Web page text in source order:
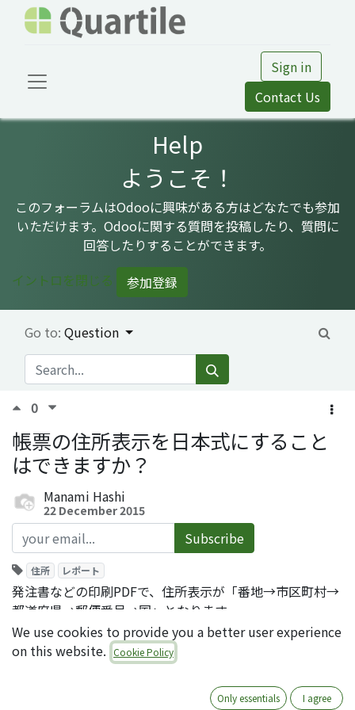
Sign in
Contact Us
Help
ようこそ！
このフォーラムはOdooに興味がある方はどなたでも参加
いただけます。Odooに関する質問を投稿したり、質問に
回答したりすることができます。
イントロを閉じる
参加登録
Go to: Question
0
帳票の住所表示を日本式にすること
はできますか？
Manami Hashi
22 December 2015
Subscribe
住所 レポート
発注書などの印刷PDFで、住所表示が「番地→市区町村→
都道府県→郵便番号→国」となります。
日本式に表示させたいのですがどのようにすれば良いです
か？
We use cookies to provide you a better user experience
on this website. Cookie Policy
Only essentials I agree